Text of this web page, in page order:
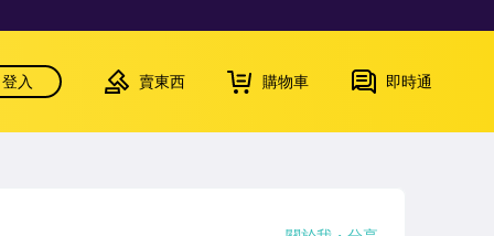
登入 賣東西 購物車 即時通